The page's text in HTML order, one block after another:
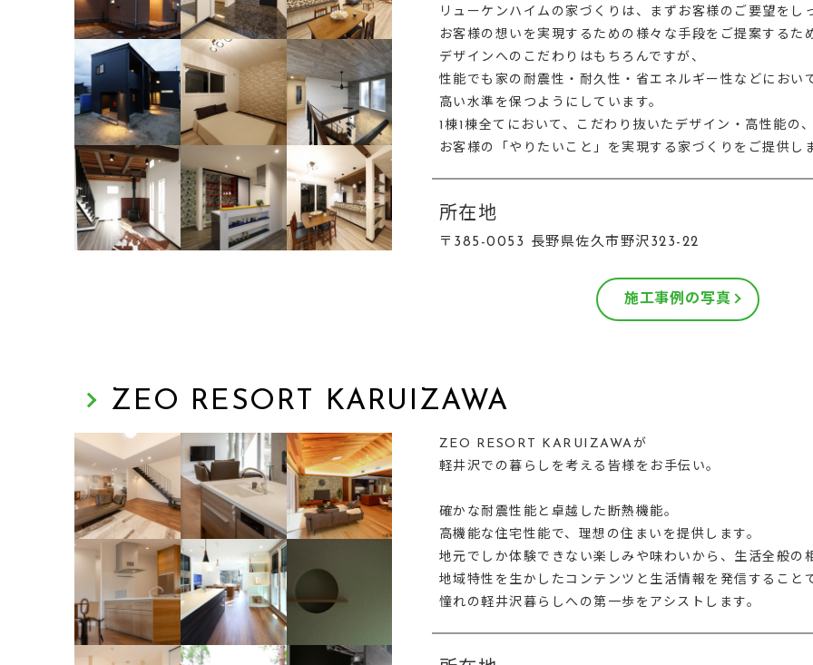
リューケンハイムの家づくりは、まずお客様のご要望を
お客様の想いを実現するための様々な手段をご提案するた
デザインへのこだわりはもちろんですが、
性能でも家の耐震性・耐久性・省エネルギー性などにおい
高い水準を保つようにしています。
1棟1棟全てにおいて、こだわり抜いたデザイン・高性能の
お客様の「やりたいこと」を実現する家づくりをご提供し
所在地
〒385-0053 長野県佐久市野沢323-22
施工事例の写真
ZEO RESORT KARUIZAWA
ZEO RESORT KARUIZAWAが
軽井沢での暮らしを考える皆様をお手伝い。
確かな耐震性能と卓越した断熱機能。
高機能な住宅性能で、理想の住まいを提供します。
地元でしか体験できない楽しみや味わいから、生活全般の
地域特性を生かしたコンテンツと生活情報を発信すること
憧れの軽井沢暮らしへの第一歩をアシストします。